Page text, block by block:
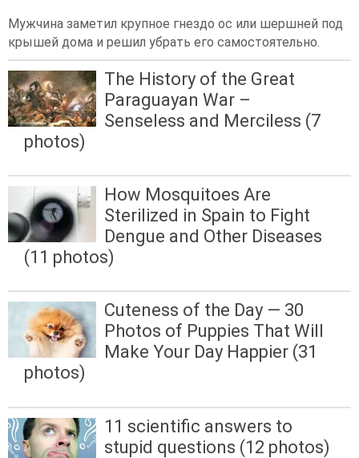
Мужчина заметил крупное гнездо ос или шершней под
крышей дома и решил убрать его самостоятельно.
The History of the Great
Paraguayan War –
Senseless and Merciless (7
photos)
How Mosquitoes Are
Sterilized in Spain to Fight
Dengue and Other Diseases
(11 photos)
Cuteness of the Day — 30
Photos of Puppies That Will
Make Your Day Happier (31
photos)
11 scientific answers to
stupid questions (12 photos)